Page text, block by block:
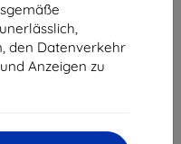
den Datenverkehr
Anzeigen zu